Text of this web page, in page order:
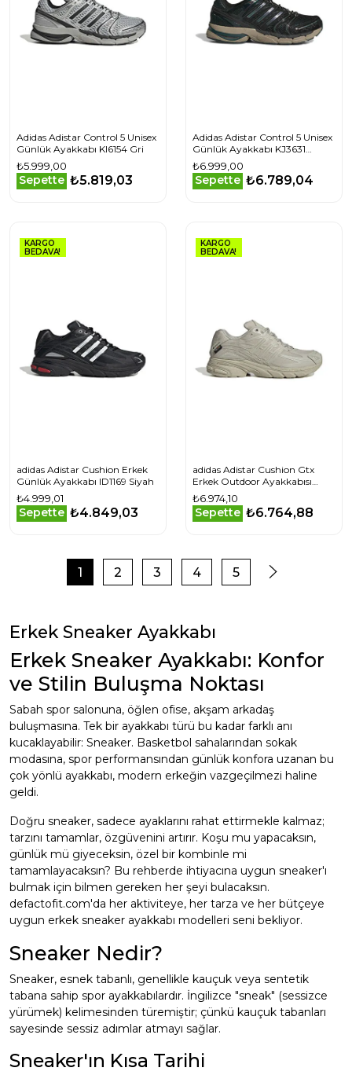
Adidas Adistar Control 5 Unisex
Günlük Ayakkabı KI6154 Gri
₺5.999,00
Sepette ₺5.819,03
Adidas Adistar Control 5 Unisex
Günlük Ayakkabı KJ3631
Beyaz
₺6.999,00
Sepette ₺6.789,04
KARGO
BEDAVA!
adidas Adistar Cushion Erkek
Günlük Ayakkabı ID1169 Siyah
₺4.999,01
Sepette ₺4.849,03
KARGO
BEDAVA!
adidas Adistar Cushion Gtx
Erkek Outdoor Ayakkabısı
IG6928 Bej
₺6.974,10
Sepette ₺6.764,88
1 2 3 4 5
Erkek Sneaker Ayakkabı
Erkek Sneaker Ayakkabı: Konfor
ve Stilin Buluşma Noktası
Sabah spor salonuna, öğlen ofise, akşam arkadaş
buluşmasına. Tek bir ayakkabı türü bu kadar farklı anı
kucaklayabilir: Sneaker. Basketbol sahalarından sokak
modasına, spor performansından günlük konfora uzanan bu
çok yönlü ayakkabı, modern erkeğin vazgeçilmezi haline
geldi.
Doğru sneaker, sadece ayaklarını rahat ettirmekle kalmaz;
tarzını tamamlar, özgüvenini artırır. Koşu mu yapacaksın,
günlük mü giyeceksin, özel bir kombinle mi
tamamlayacaksın? Bu rehberde ihtiyacına uygun sneaker'ı
bulmak için bilmen gereken her şeyi bulacaksın.
defactofit.com'da her aktiviteye, her tarza ve her bütçeye
uygun erkek sneaker ayakkabı modelleri seni bekliyor.
Sneaker Nedir?
Sneaker, esnek tabanlı, genellikle kauçuk veya sentetik
tabana sahip spor ayakkabılardır. İngilizce "sneak" (sessizce
yürümek) kelimesinden türemiştir; çünkü kauçuk tabanları
sayesinde sessiz adımlar atmayı sağlar.
Sneaker'ın Kısa Tarihi